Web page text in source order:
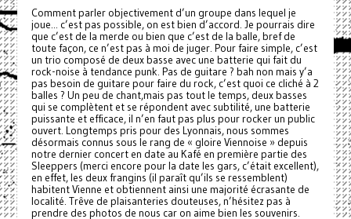
Comment parler objectivement d’un groupe dans lequel je
joue... c’est pas possible, on est bien d’accord. Je pourrais dire
que c’est de la merde ou bien que c’est de la balle, bref de
toute façon, ce n’est pas à moi de juger. Pour faire simple, c’est
un trio composé de deux basse avec une batterie qui fait du
rock-noise à tendance punk. Pas de guitare ? bah non mais y’a
pas besoin de guitare pour faire du rock, c’est quoi ce cliché à 2
balles ? Un peu de chant,mais pas tout le temps, deux basses
qui se complètent et se répondent avec subtilité, une batterie
puissante et efficace, il n’en faut pas plus pour rocker un public
ouvert. Longtemps pris pour des Lyonnais, nous sommes
désormais connus sous le rang de « gloire Viennoise » depuis
notre dernier concert en date au Kafé en première partie des
Sleeppers (merci encore pour la date les gars, c’était excellent),
en effet, les deux frangins (il paraît qu’ils se ressemblent)
habitent Vienne et obtiennent ainsi une majorité écrasante de
localité. Trêve de plaisanteries douteuses, n’hésitez pas à
prendre des photos de nous car on aime bien les souvenirs.